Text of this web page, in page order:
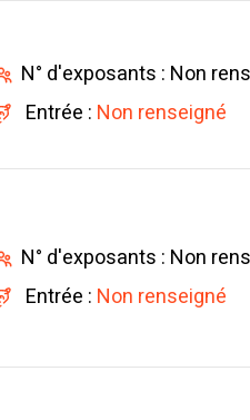
N° d'exposants : Non
Entrée : Non renseigné
N° d'exposants : Non
Entrée : Non renseigné